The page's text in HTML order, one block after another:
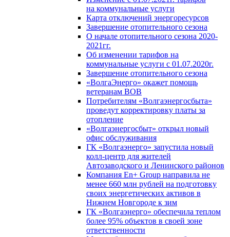
на коммунальные услуги
Карта отключений энергоресурсов
Завершение отопительного сезона
О начале отопительного сезона 2020-
2021гг.
Об изменении тарифов на
коммунальные услуги с 01.07.2020г.
Завершение отопительного сезона
«ВолгаЭнерго» окажет помощь
ветеранам ВОВ
Потребителям «Волгаэнергосбыта»
проведут корректировку платы за
отопление
«Волгаэнергосбыт» открыл новый
офис обслуживания
ГК «Волгаэнерго» запустила новый
колл-центр для жителей
Автозаводского и Ленинского районов
Компания En+ Group направила не
менее 660 млн рублей на подготовку
своих энергетических активов в
Нижнем Новгороде к зим
ГК «Волгаэнерго» обеспечила теплом
более 95% объектов в своей зоне
ответственности